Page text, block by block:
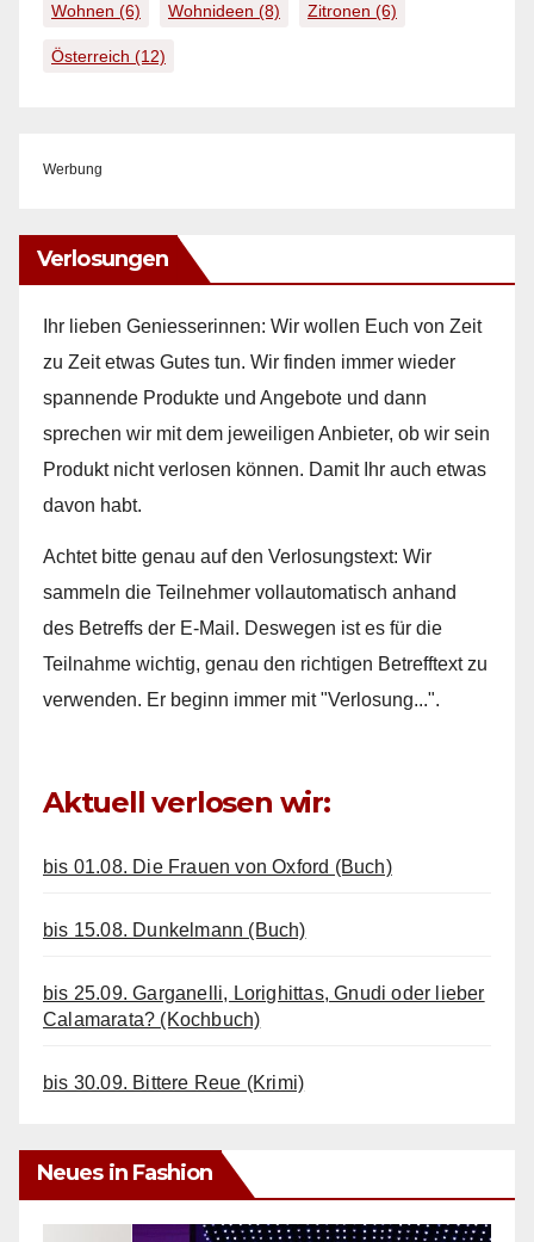
Wohnen (6) Wohnideen (8) Zitronen (6)
Österreich (12)
Werbung
Verlosungen
Ihr lieben Geniesserinnen: Wir wollen Euch von Zeit
zu Zeit etwas Gutes tun. Wir finden immer wieder
spannende Produkte und Angebote und dann
sprechen wir mit dem jeweiligen Anbieter, ob wir sein
Produkt nicht verlosen können. Damit Ihr auch etwas
davon habt.
Achtet bitte genau auf den Verlosungstext: Wir
sammeln die Teilnehmer vollautomatisch anhand
des Betreffs der E-Mail. Deswegen ist es für die
Teilnahme wichtig, genau den richtigen Betrefftext zu
verwenden. Er beginn immer mit "Verlosung...".
Aktuell verlosen wir:
bis 01.08. Die Frauen von Oxford (Buch)
bis 15.08. Dunkelmann (Buch)
bis 25.09. Garganelli, Lorighittas, Gnudi oder lieber
Calamarata? (Kochbuch)
bis 30.09. Bittere Reue (Krimi)
Neues in Fashion